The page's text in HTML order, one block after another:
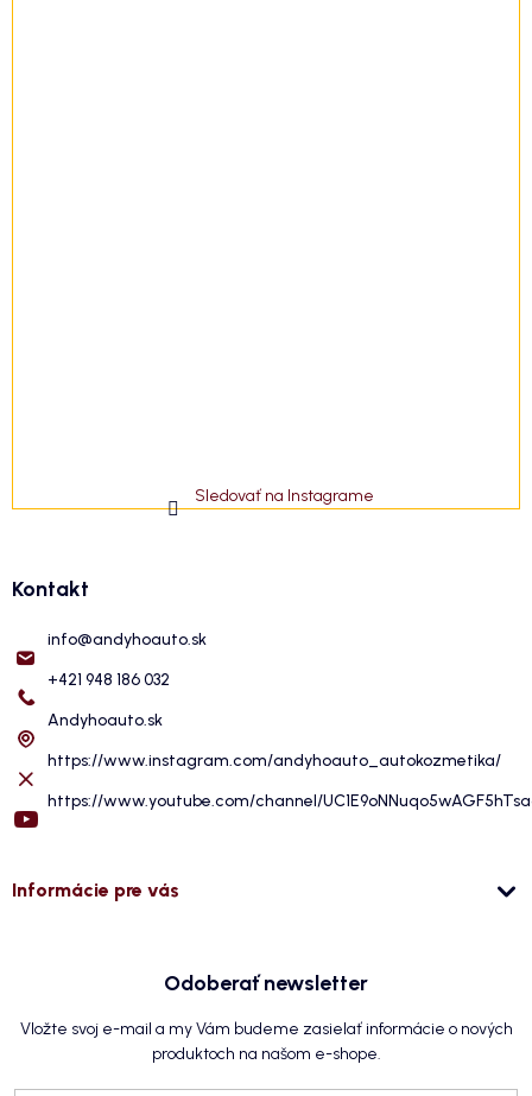
Sledovať na Instagrame
Kontakt
info@andyhoauto.sk
+421 948 186 032
Andyhoauto.sk
https://www.instagram.com/andyhoauto_autokozmetika/
https://www.youtube.com/channel/
Informácie pre vás
Odoberať newsletter
Vložte svoj e-mail a my Vám budeme zasielať informácie o nových
produktoch na našom e-shope.